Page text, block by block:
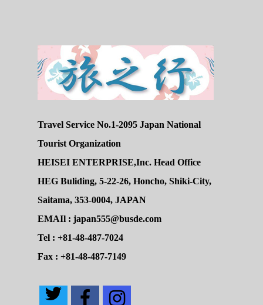
Travel Service No.1-2095 Japan National
Tourist Organization
HEISEI ENTERPRISE,Inc. Head Office
HEG Buliding, 5-22-26, Honcho, Shiki-City,
Saitama, 353-0004, JAPAN
EMAIl : japan555@busde.com
Tel : +81-48-487-7024
Fax : +81-48-487-7149